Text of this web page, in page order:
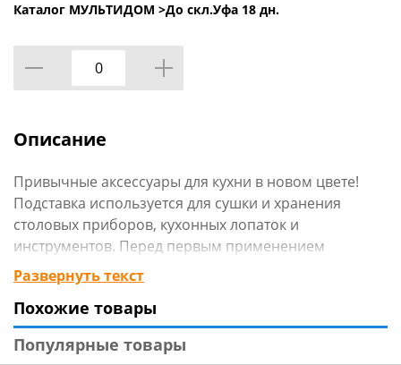
Каталог МУЛЬТИДОМ >До скл.Уфа 18 дн.
Описание
Привычные аксессуары для кухни в новом цвете!
Подставка используется для сушки и хранения
столовых приборов, кухонных лопаток и
инструментов. Перед первым применением
рекомендуется вымыть губкой или мягкой щеткой с
жидким моющим средством, сполоснуть и
просушить. Не рекомендуется мыть в
посудомоечной машине.
Изготовлено из коррозионностойкой
Развернуть текст
Похожие товары
Популярные товары